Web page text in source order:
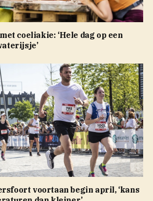
coeliakie: ‘Hele dag op een
voortaan begin april, ‘kans